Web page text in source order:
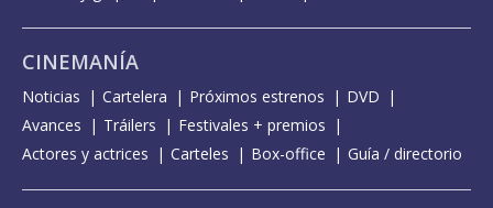
CINEMANÍA
Noticias Cartelera Próximos estrenos
DVD
Avances
Tráilers
Festivales + premios
Actores y actrices
Carteles Box-office Guía / directorio